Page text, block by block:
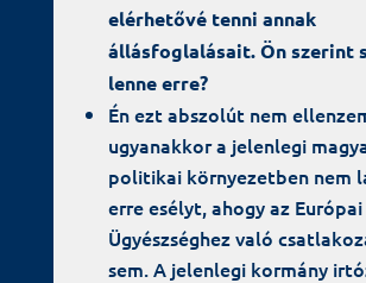
elérhetővé tenni annak
állásfoglalásait. Ön szerint
lenne erre?
Én ezt abszolút nem
ugyanakkor a jelenlegi
politikai környezetben nem
erre esélyt, ahogy az Európai
Ügyészséghez való
sem. A jelenlegi kormány